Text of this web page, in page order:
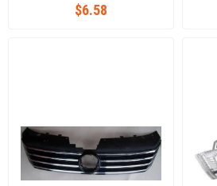
$6.58